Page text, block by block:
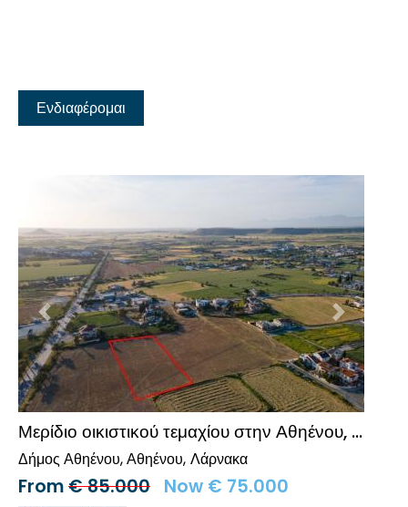
Ενδιαφέρομαι
Προηγούμενο Επόμενο
Μερίδιο οικιστικού τεμαχίου στην Αθηένου, Λάρνακα
Δήμος Αθηένου, Αθηένου Λάρνακα
From€85.000 Now € 75.000